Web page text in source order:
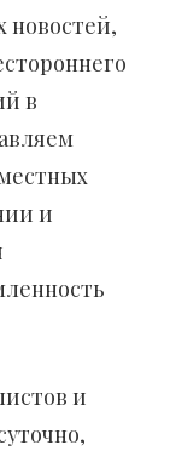
новостей,
в
и
и